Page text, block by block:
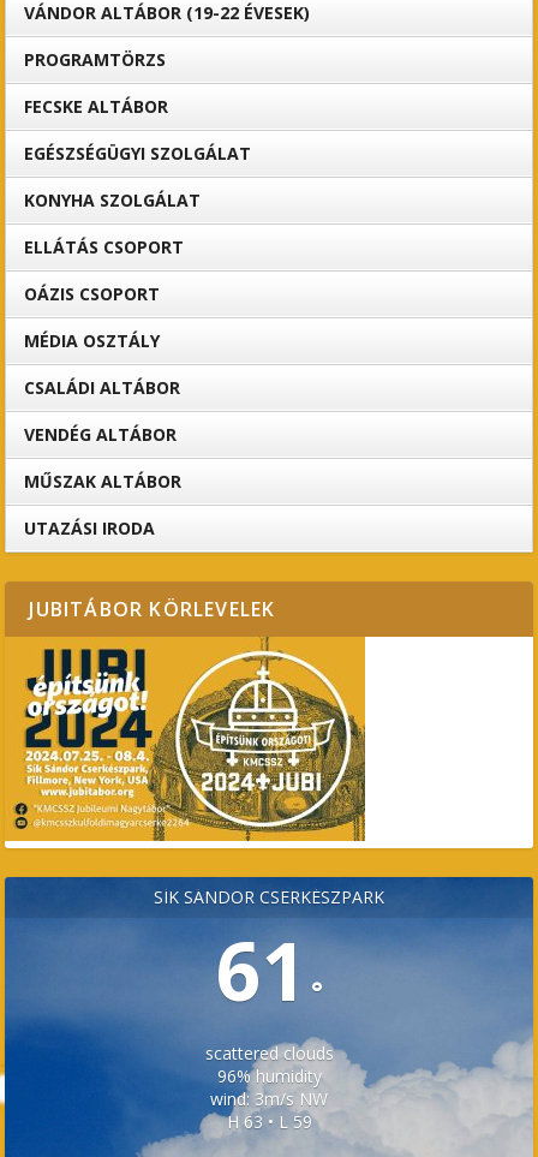
VÁNDOR ALTÁBOR (19-22 ÉVESEK)
PROGRAMTÖRZS
FECSKE ALTÁBOR
EGÉSZSÉGÜGYI SZOLGÁLAT
KONYHA SZOLGÁLAT
ELLÁTÁS CSOPORT
OÁZIS CSOPORT
MÉDIA OSZTÁLY
CSALÁDI ALTÁBOR
VENDÉG ALTÁBOR
MŰSZAK ALTÁBOR
UTAZÁSI IRODA
JUBITÁBOR KÖRLEVELEK
SÍK SÁNDOR CSERKÉSZPARK
61°
scattered clouds
96% humidity
wind: 3m/s NW
H 63 • L 59